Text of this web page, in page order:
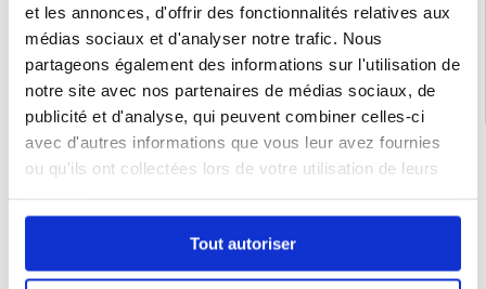
et les annonces, d'offrir des fonctionnalités relatives aux
médias sociaux et d'analyser notre trafic. Nous
partageons également des informations sur l'utilisation de
notre site avec nos partenaires de médias sociaux, de
publicité et d'analyse, qui peuvent combiner celles-ci
avec d'autres informations que vous leur avez fournies
ou qu'ils ont collectées lors de votre utilisation de leurs
Tout autoriser
Catégories associées: Accessoires téléphone,Accessoires Pour Voiture,
LIVRAISON RAPIDE
7 % DE RÉDUCTION
CHAT EN DIRECT :